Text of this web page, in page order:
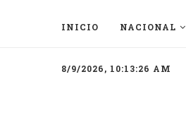
INICIO NACIONAL
8/9/2026, 10:13:26 AM